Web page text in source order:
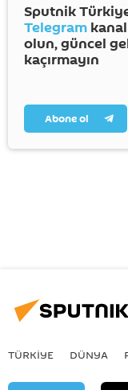
Sputnik
Telegram
olun, güncel
kaçırmayın
Abone ol
TÜRKIYE DÜNYA